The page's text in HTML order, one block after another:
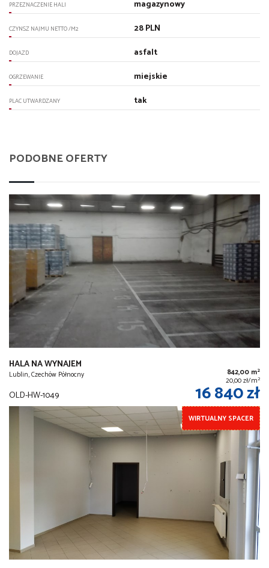
PRZEZNACZENIE HALI magazynowy
CZYNSZ NAJMU NETTO /M2 28 PLN
DOJAZD asfalt
OGRZEWANIE miejskie
PLAC UTWARDZANY tak
PODOBNE OFERTY
HALA NA WYNAJEM
Lublin, Czechów Północny 842,00 m2
20,00 zł/m2
OLD-HW-1049 16 840 zł
WIRTUALNY SPACER